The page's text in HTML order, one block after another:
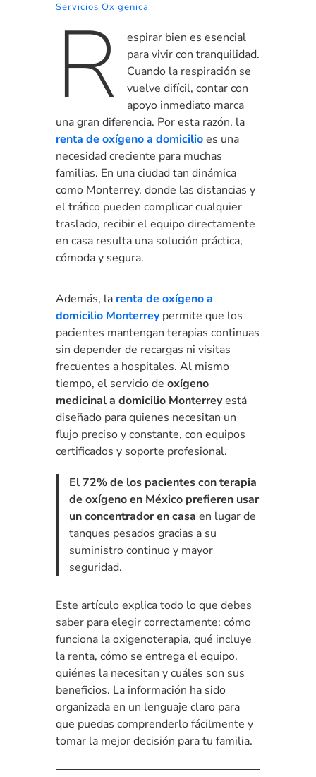
Servicios Oxigenica
R
espirar bien es esencial
para vivir con tranquilidad.
Cuando la respiración se
vuelve difícil, contar con
apoyo inmediato marca
una gran diferencia. Por esta razón, la
renta de oxígeno a domicilioes una
necesidad creciente para muchas
familias. En una ciudad tan dinámica
como Monterrey, donde las distancias y
el tráfico pueden complicar cualquier
traslado, recibir el equipo directamente
en casa resulta una solución práctica,
cómoda y segura.
Además, la renta de oxígeno a
domicilio Monterreypermite que los
pacientes mantengan terapias continuas
sin depender de recargas ni visitas
frecuentes a hospitales. Al mismo
tiempo, el servicio de oxígeno
medicinal a domicilio Monterreyestá
diseñado para quienes necesitan un
flujo preciso y constante, con equipos
certificados y soporte profesional.
El 72% de los pacientes con terapia
de oxígeno en México prefieren usar
un concentrador en casa en lugar de
tanques pesados gracias a su
suministro continuo y mayor
seguridad.
Este artículo explica todo lo que debes
saber para elegir correctamente: cómo
funciona la oxigenoterapia, qué incluye
la renta, cómo se entrega el equipo,
quiénes la necesitan y cuáles son sus
beneficios. La información ha sido
organizada en un lenguaje claro para
que puedas comprenderlo fácilmente y
tomar la mejor decisión para tu familia.